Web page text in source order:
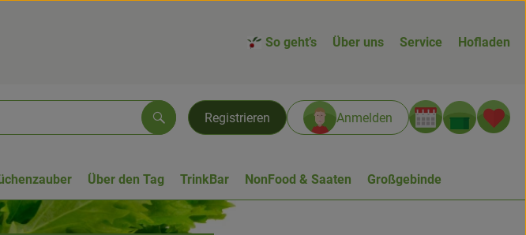
So geht’s Über uns Service Hofladen
Registrieren Anmelden
Suchen
Über den Tag TrinkBar NonFood & Saaten Großgebinde